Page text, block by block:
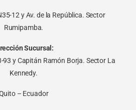
12 y Av. de la República. Sector
Rumipamba.
Sucursal:
93 y Capitán Ramón Borja. Sector La
Kennedy.
– Ecuador